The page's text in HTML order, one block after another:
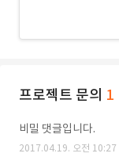
프로젝트 문의 1
비밀 댓글입니다.
2017.04.19. 오전 10:27